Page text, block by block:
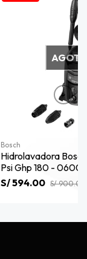
Bosch
Hidrolavadora
Psi Ghp 180 -
S/ 594.00 S/ 900.00